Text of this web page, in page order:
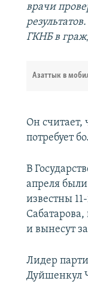
врачи
ГКНБ в
Азаттык в
Он считает,
потребует
В
апреля были
известны
Сабатарова,
и вынесут
Лидер
Дуйшенкул